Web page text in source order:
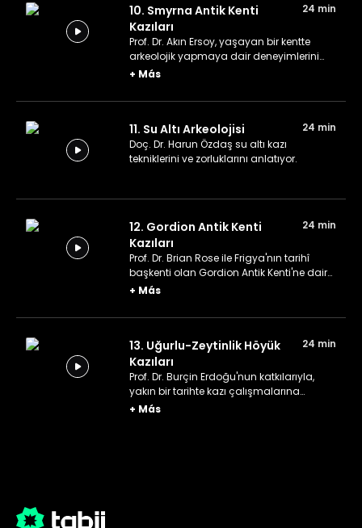
10. Smyrna Antik Kenti
Kazıları
24 min
Prof. Dr. Akın Ersoy, yaşayan bir kentte
arkeolojik yapmaya dair deneyimlerini
paylaşıyor.
+ Más
11. Su Altı Arkeolojisi
24 min
Doç. Dr. Harun Özdaş su altı kazı
tekniklerini ve zorluklarını anlatıyor.
12. Gordion Antik Kenti
Kazıları
24 min
Prof. Dr. Brian Rose ile Frigya'nın tarihî
başkenti olan Gordion Antik Kenti'ne dair
detaylar öğreniyoruz.
+ Más
13. Uğurlu-Zeytinlik Höyük
Kazıları
24 min
Prof. Dr. Burçin Erdoğu'nun katkılarıyla,
yakın bir tarihte kazı çalışmalarına
başlanmış olan Uğurlu-Zeytinlik
+ Más